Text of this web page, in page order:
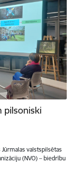
pilsoniski
valstspilsētas
(NVO) – biedrību